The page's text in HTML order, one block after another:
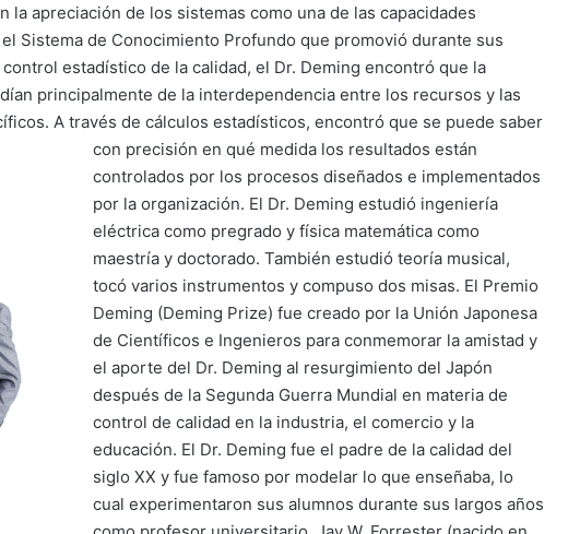
la apreciación de los sistemas como una de las capacidades
Sistema de Conocimiento Profundo que promovió durante sus
estadístico de la calidad, el Dr. Deming encontró que la
principalmente de la interdependencia entre los recursos y las
A través de cálculos estadísticos, encontró que se puede saber
con precisión en qué medida los resultados están
controlados por los procesos diseñados e implementados
por la organización. El Dr. Deming estudió ingeniería
eléctrica como pregrado y física matemática como
maestría y doctorado. También estudió teoría musical,
tocó varios instrumentos y compuso dos misas. El Premio
Deming (Deming Prize) fue creado por la Unión Japonesa
de Científicos e Ingenieros para conmemorar la amistad y
el aporte del Dr. Deming al resurgimiento del Japón
después de la Segunda Guerra Mundial en materia de
control de calidad en la industria, el comercio y la
educación. El Dr. Deming fue el padre de la calidad del
siglo XX y fue famoso por modelar lo que enseñaba, lo
cual experimentaron sus alumnos durante sus largos años